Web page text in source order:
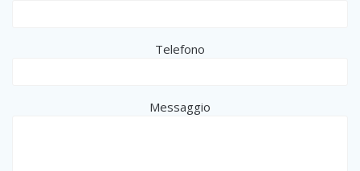
Telefono
Messaggio